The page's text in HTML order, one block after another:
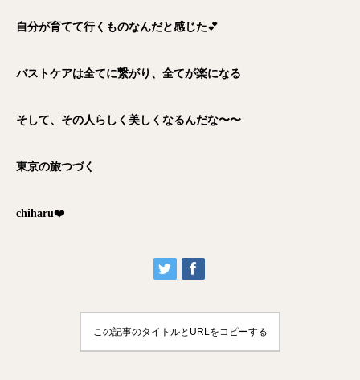
自分が育てて行くものなんだと感じた💕
バストケアは全てに繋がり、全てが楽になる
そして、その人らしく美しくなるんだな〜〜
東京の旅つづく
chiharu❤️
この記事のタイトルとURLをコピーする